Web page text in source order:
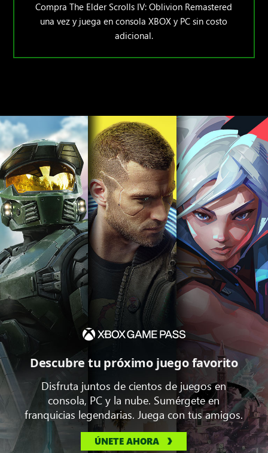
Compra The Elder Scrolls IV: Oblivion Remastered
una vez y juega en consola XBOX y PC sin costo
adicional.
Descubre tu próximo juego favorito
Disfruta juntos de cientos de juegos en
consola, PC y la nube. Sumérgete en
franquicias legendarias. Juega con tus amigos.
ÚNETE AHORA